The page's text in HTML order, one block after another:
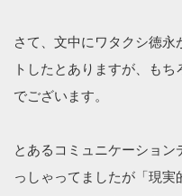
さて、文中にワタクシ徳
トしたとありますが、も
でございます。
とあるコミュニケーショ
っしゃってましたが「現